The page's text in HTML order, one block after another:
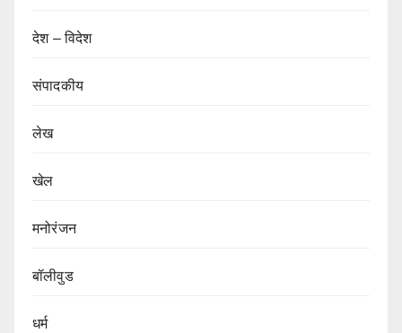
देश – विदेश
संपादकीय
लेख
खेल
मनोरंजन
बॉलीवुड
धर्म